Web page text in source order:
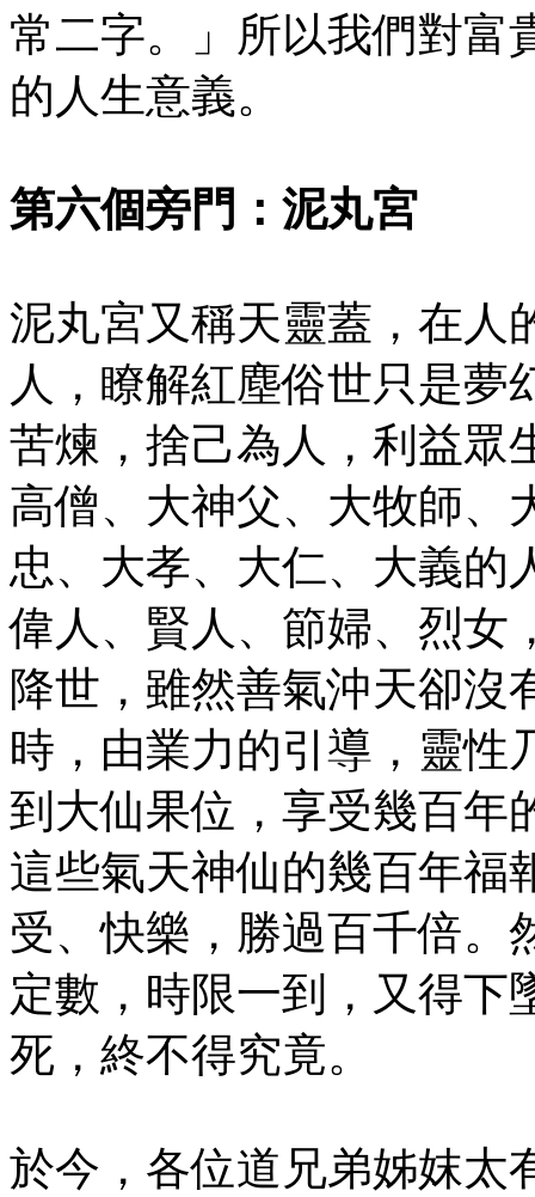
常二字。」所以我們對富
的人生意義。
第六個旁門：泥丸宮
泥丸宮又稱天靈蓋，在人
人，瞭解紅塵俗世只是夢
苦煉，捨己為人，利益眾
高僧、大神父、大牧師、
忠、大孝、大仁、大義的
偉人、賢人、節婦、烈女
降世，雖然善氣沖天卻沒
時，由業力的引導，靈性
到大仙果位，享受幾百年
這些氣天神仙的幾百年福
受、快樂，勝過百千倍。
定數，時限一到，又得下
死，終不得究竟。
於今，各位道兄弟姊妺太